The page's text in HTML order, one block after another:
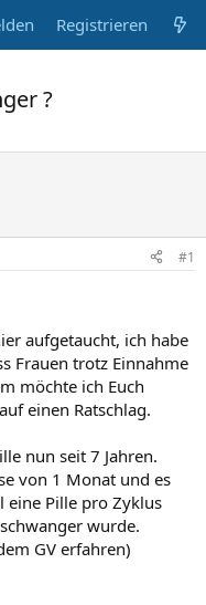
Registrieren
?
#1
aufgetaucht, ich habe
Frauen trotz Einnahme
möchte ich Euch
einen Ratschlag.
nun seit 7 Jahren.
von 1 Monat und es
eine Pille pro Zyklus
wurde.
GV erfahren)